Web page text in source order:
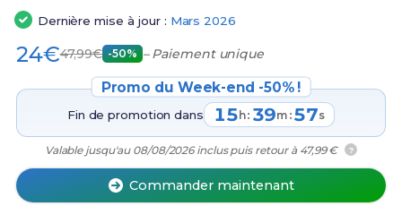
Dernière mise à jour : Mars 2026
24€47,99€ -50% – Paiement unique
Promo du Week-end -50% !
Fin de promotion dans 15 h: 39m :56s
Valable jusqu'au 08/08/2026 inclus puis retour à 47,99 € ?
Commander maintenant